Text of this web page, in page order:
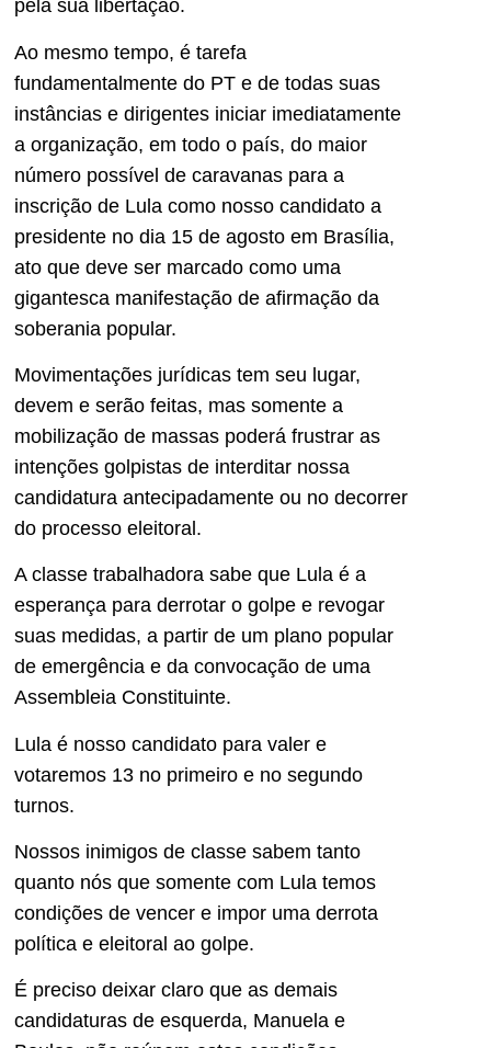
pela sua libertação.
Ao mesmo tempo, é tarefa
fundamentalmente do PT e de todas suas
instâncias e dirigentes iniciar imediatamente
a organização, em todo o país, do maior
número possível de caravanas para a
inscrição de Lula como nosso candidato a
presidente no dia 15 de agosto em Brasília,
ato que deve ser marcado como uma
gigantesca manifestação de afirmação da
soberania popular.
Movimentações jurídicas tem seu lugar,
devem e serão feitas, mas somente a
mobilização de massas poderá frustrar as
intenções golpistas de interditar nossa
candidatura antecipadamente ou no decorrer
do processo eleitoral.
A classe trabalhadora sabe que Lula é a
esperança para derrotar o golpe e revogar
suas medidas, a partir de um plano popular
de emergência e da convocação de uma
Assembleia Constituinte.
Lula é nosso candidato para valer e
votaremos 13 no primeiro e no segundo
turnos.
Nossos inimigos de classe sabem tanto
quanto nós que somente com Lula temos
condições de vencer e impor uma derrota
política e eleitoral ao golpe.
É preciso deixar claro que as demais
candidaturas de esquerda, Manuela e